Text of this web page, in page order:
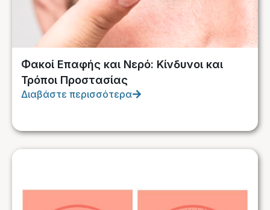
Φακοί Επαφής και Νερό: Κίνδυνοι και
Τρόποι Προστασίας
Διαβάστε περισσότερα